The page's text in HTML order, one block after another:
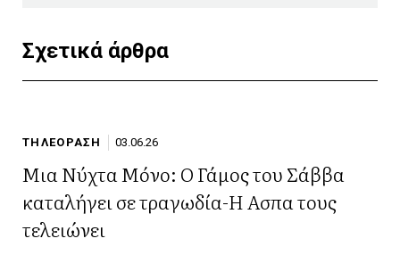
Σχετικά άρθρα
ΤΗΛΕΟΡΑΣΗ 03.06.26
Μια Νύχτα Μόνο: Ο Γάμος του Σάββα
καταλήγει σε τραγωδία-Η Ασπα τους
τελειώνει